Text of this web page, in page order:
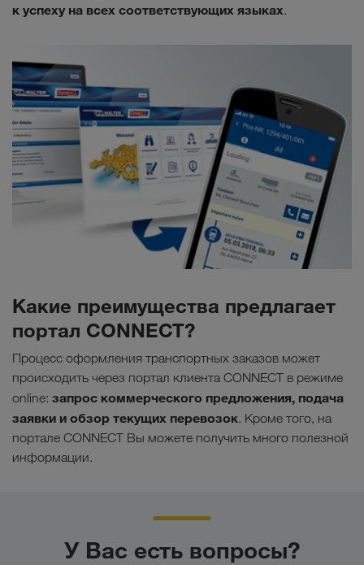
к успеху на всех соответствующих языках.
Какие преимущества предлагает
портал CONNECT?
Процесс оформления транспортных заказов может
происходить через портал клиента CONNECT в режиме
online: запрос коммерческого предложения, подача
заявки и обзор текущих перевозок. Кроме того, на
портале CONNECT Вы можете получить много полезной
информации.
У Вас есть вопросы?